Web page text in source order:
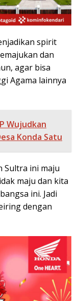
spirit
dan
agar bisa
Agama lainnya
Wujudkan
Konda Satu
Sultra ini maju
maju dan kita
ini. Jadi
dengan